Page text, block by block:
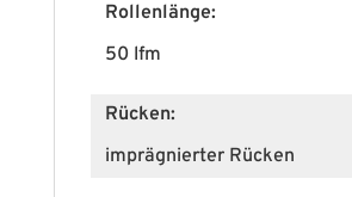
Rollenlänge:
50 lfm
Rücken:
imprägnierter Rücken